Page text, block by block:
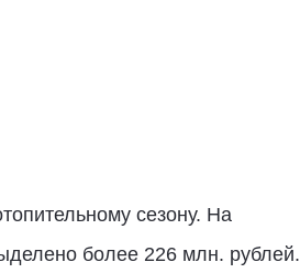
сезону. На
более 226 млн. рублей.